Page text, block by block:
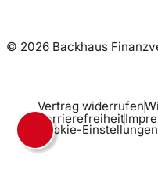
© 2026 Backhaus
Vertrag widerrufen
Barrierefreiheit
Cookie-Einstellungen